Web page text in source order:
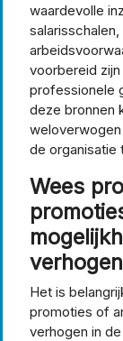
waardevolle
voorbereid
professionele
deze bronnen
de organisatie
Wees
Het is
promoties of
verhogen in